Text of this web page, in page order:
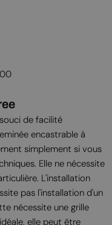
de facilité
encastrable à
simplement si vous
Elle ne nécessite
L'installation
pas l'installation d'un
nécessite une grille
elle peut être